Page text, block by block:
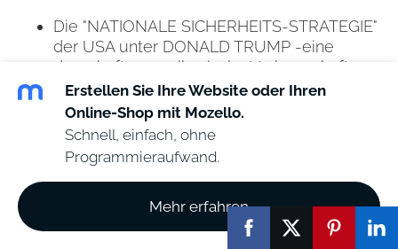
Die "NATIONALE SICHERHEITS-STRATEGIE"
der USA unter DONALD TRUMP -eine
dauerhafte amerikanische Vorherrschaft
über die ganze Welt im besten Interesse
der USA ...
13. Jan. 2026
universellen Sicherheitsrisiko wird ...
Pro-Hamas-Milieus solidarisieren sich mit
Erstellen Sie Ihre Website oder Ihren
Online-Shop mit Mozello.
Schnell, einfach, ohne
Programmieraufwand.
Mehr erfahren